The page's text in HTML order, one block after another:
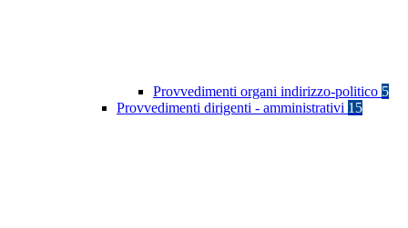
Provvedimenti organi indirizzo-politico 5
Provvedimenti dirigenti - amministrativi 15